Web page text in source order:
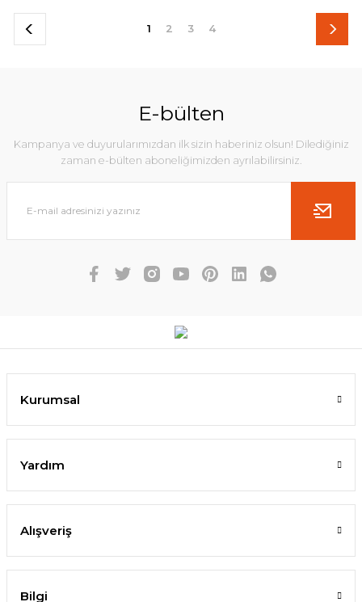
1 2 3 4
E-bülten
Kampanya ve duyurularımızdan ilk sizin haberiniz olsun! Dilediğiniz
zaman e-bülten aboneliğimizden ayrılabilirsiniz.
Kurumsal
Yardım
Alışveriş
Bilgi